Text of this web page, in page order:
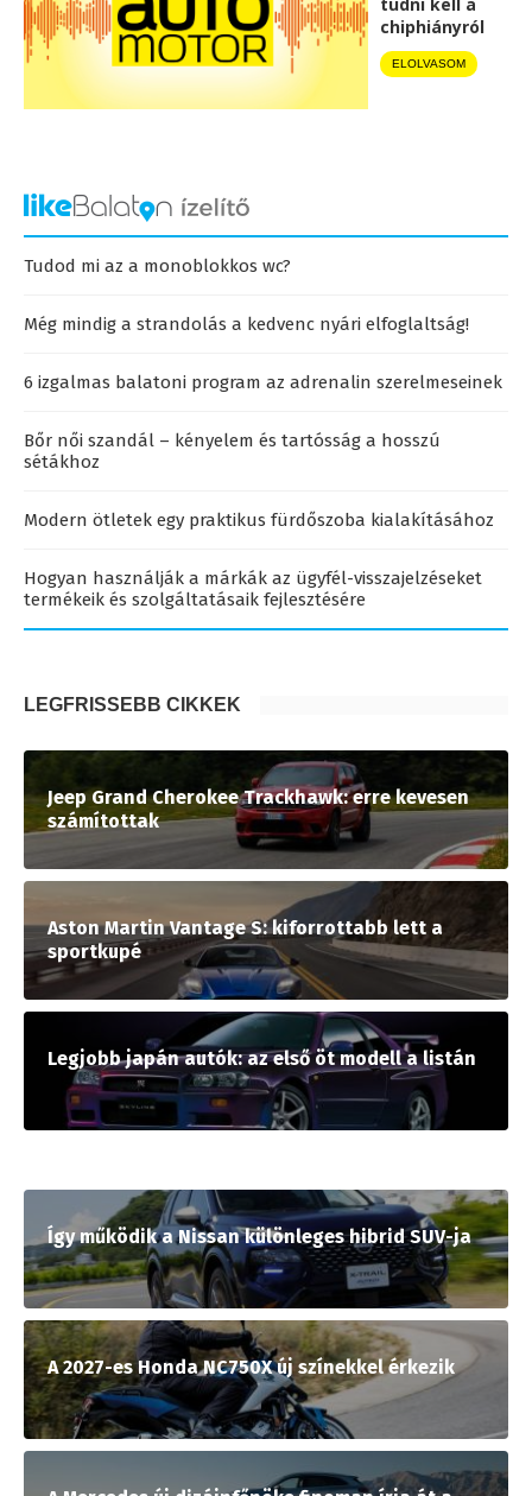
chiphiányról
ELOLVASOM
Tudod mi az a monoblokkos wc?
Még mindig a strandolás a kedvenc nyári elfoglaltság!
6 izgalmas balatoni program az adrenalin szerelmeseinek
Bőr női szandál – kényelem és tartósság a hosszú
sétákhoz
Modern ötletek egy praktikus fürdőszoba kialakításához
Hogyan használják a márkák az ügyfél-visszajelzéseket
termékeik és szolgáltatásaik fejlesztésére
LEGFRISSEBB CIKKEK
Jeep Grand Cherokee Trackhawk: erre kevesen
számítottak
Aston Martin Vantage S: kiforrottabb lett a
sportkupé
Legjobb japán autók: az első öt modell a listán
Így működik a Nissan különleges hibrid SUV-ja
A 2027-es Honda NC750X új színekkel érkezik